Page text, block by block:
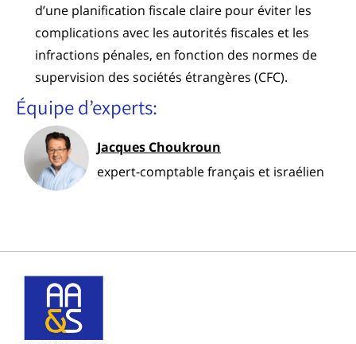
d’une planification fiscale claire pour éviter les
complications avec les autorités fiscales et les
infractions pénales, en fonction des normes de
supervision des sociétés étrangères (CFC).
Équipe d’experts:
Jacques Choukroun
expert-comptable français et israélien